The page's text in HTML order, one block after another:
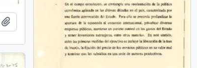
Añadir al portapapeles